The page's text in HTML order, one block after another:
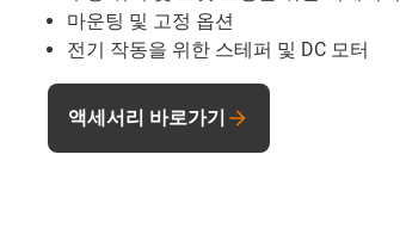
마운팅 및 고정 옵션
전기 작동을 위한 스테퍼 및 DC 모터
액세서리 바로가기